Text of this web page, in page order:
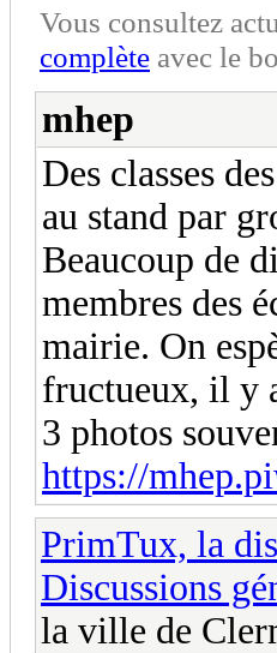
Vous consultez
complète avec le
mhep
Des classes
au stand par
Beaucoup de
membres des
mairie. On
fructueux, il y
3 photos
https://
PrimTux, la
Discussions
la ville de